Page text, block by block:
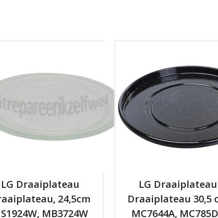
LG Draaiplateau
24,5cm
MB3724W
LG Draaiplateau
Draaiplateau 30,5
MC7644A,